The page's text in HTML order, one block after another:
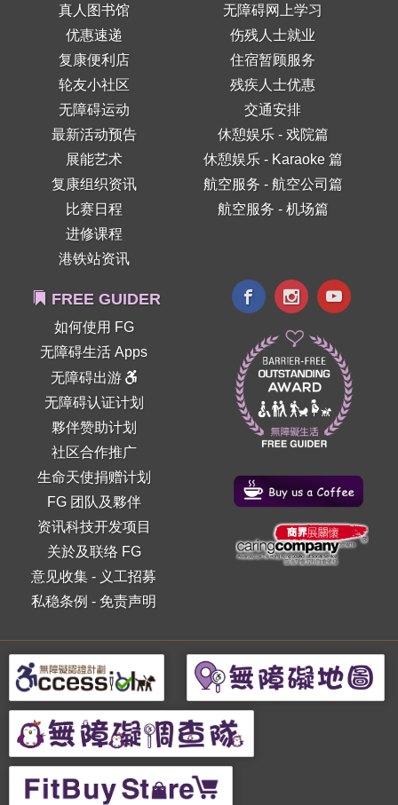
真人图书馆
优惠速递
复康便利店
轮友小社区
无障碍运动
最新活动预告
展能艺术
复康组织资讯
比赛日程
进修课程
港铁站资讯
无障碍网上学习
伤残人士就业
住宿暂顾服务
残疾人士优惠
交通安排
休憩娱乐 - 戏院篇
休憩娱乐 - Karaoke 篇
航空服务 - 航空公司篇
航空服务 - 机场篇
FREE GUIDER
如何使用 FG
无障碍生活 Apps
无障碍出游
无障碍认证计划
夥伴赞助计划
社区合作推广
生命天使捐赠计划
FG 团队及夥伴
资讯科技开发项目
关於及联络 FG
意见收集 - 义工招募
私稳条例 - 免责声明